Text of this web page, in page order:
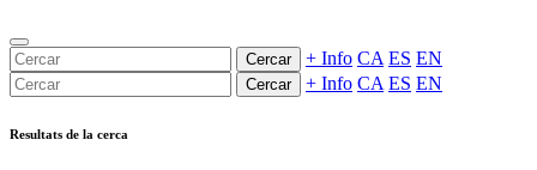
Cercar + Info CA ES EN
Cercar + Info CA ES EN
Resultats de la cerca